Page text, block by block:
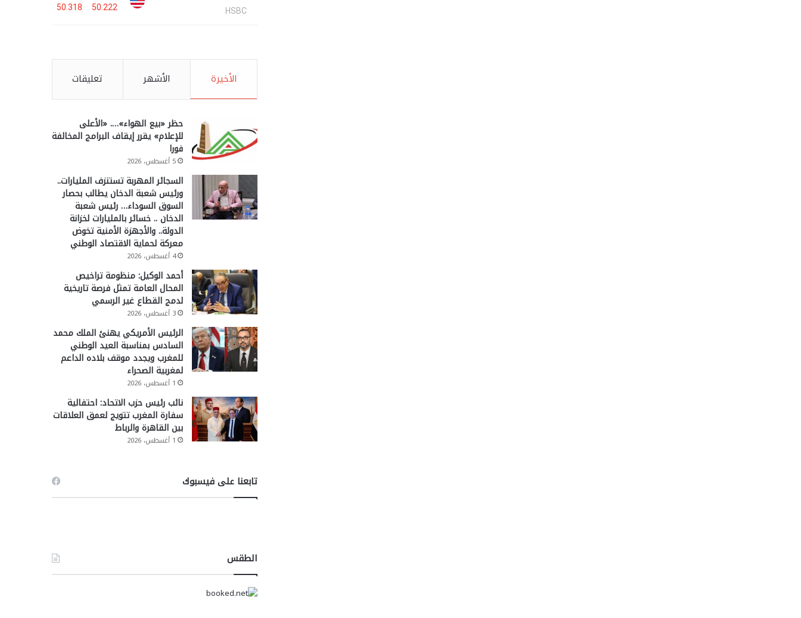
الأخيرة الأشهر تعليقات
حظر «بيع الهواء»…. «الأعلى
للإعلام» يقرر إيقاف البرامج المخالفة
فورا
5 أغسطس، 2026
السجائر المهربة تستنزف المليارات..
ورئيس شعبة الدخان يطالب بحصار
السوق السوداء… رئيس شعبة
الدخان .. خسائر بالمليارات لخزانة
الدولة.. والأجهزة الأمنية تخوض
معركة لحماية الاقتصاد الوطني
4 أغسطس، 2026
أحمد الوكيل: منظومة تراخيص
المحال العامة تمثل فرصة تاريخية
لدمج القطاع غير الرسمي
3 أغسطس، 2026
الرئيس الأمريكي يهنئ الملك محمد
السادس بمناسبة العيد الوطني
للمغرب ويجدد موقف بلاده الداعم
لمغربية الصحراء
1 أغسطس، 2026
نائب رئيس حزب الاتحاد: احتفالية
سفارة المغرب تتويج لعمق العلاقات
بين القاهرة والرباط
1 أغسطس، 2026
تابعنا على فيسبوك
الطقس